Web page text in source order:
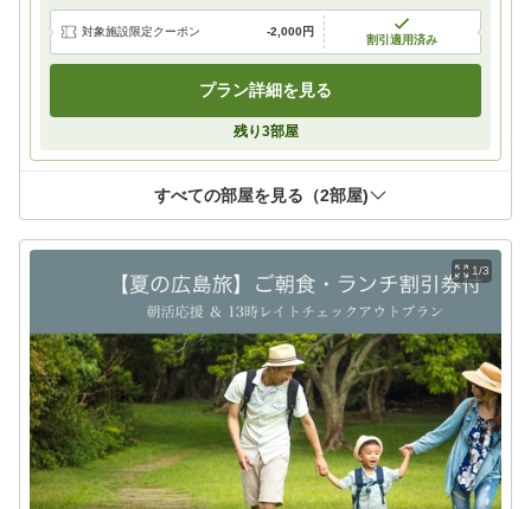
対象施設限定クーポン -2,000円
割引適用済み
プラン詳細を見る
残り3部屋
すべての部屋を見る（2部屋)
1/3